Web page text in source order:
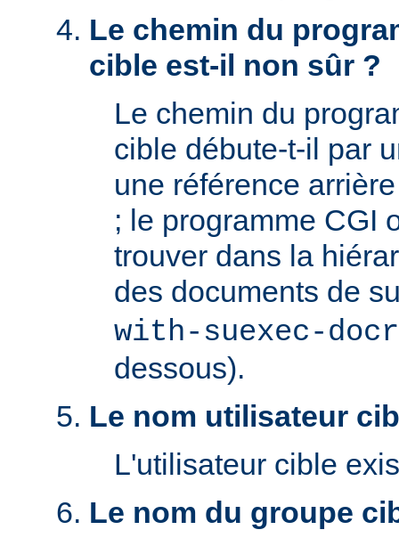
Le chemin du
cible est-il non sûr ?
Le chemin du
cible débute-t-il par
une référence
; le programme CGI
trouver dans la
des documents de
with-suexec-
dessous).
Le nom utilisateur
L'utilisateur cible
Le nom du groupe